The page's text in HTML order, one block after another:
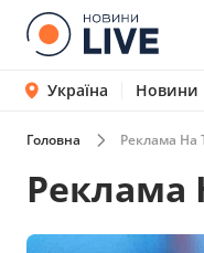
Україна Новини
Головна Реклама На
Реклама